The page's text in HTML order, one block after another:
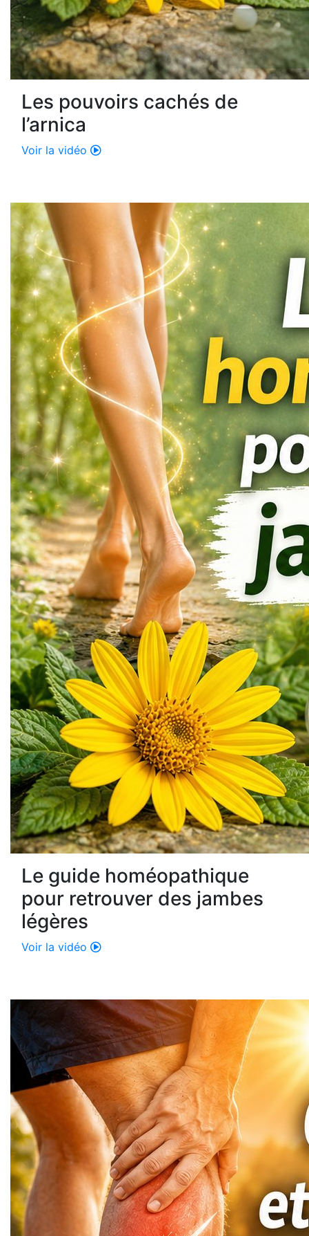
Les pouvoirs cachés de
l’arnica
Voir la vidéo
Le guide homéopathique
pour retrouver des jambes
légères
Voir la vidéo